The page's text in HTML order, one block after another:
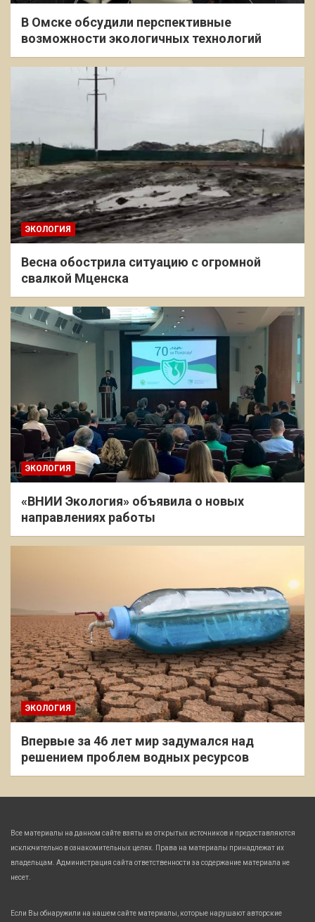
В Омске обсудили перспективные
возможности экологичных технологий
ЭКОЛОГИЯ
Весна обострила ситуацию с огромной
свалкой Мценска
ЭКОЛОГИЯ
«ВНИИ Экология» объявила о новых
направлениях работы
ЭКОЛОГИЯ
Впервые за 46 лет мир задумался над
решением проблем водных ресурсов
Все материалы на данном сайте взяты из открытых источников и предоставляются
исключительно в ознакомительных целях. Права на материалы принадлежат их
владельцам. Администрация сайта ответственности за содержание материала не
несет.
Если Вы обнаружили на нашем сайте материалы, которые нарушают авторские